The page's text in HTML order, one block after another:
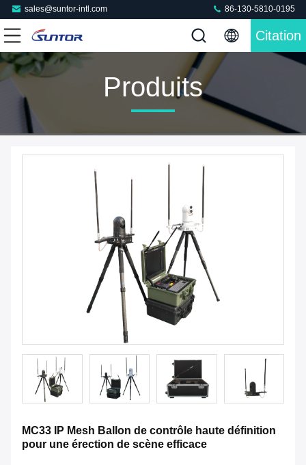
sales@suntor-intl.com 86-130-5810-0195
Citation
Produits
MC33 IP Mesh Ballon de contrôle haute définition
pour une érection de scène efficace